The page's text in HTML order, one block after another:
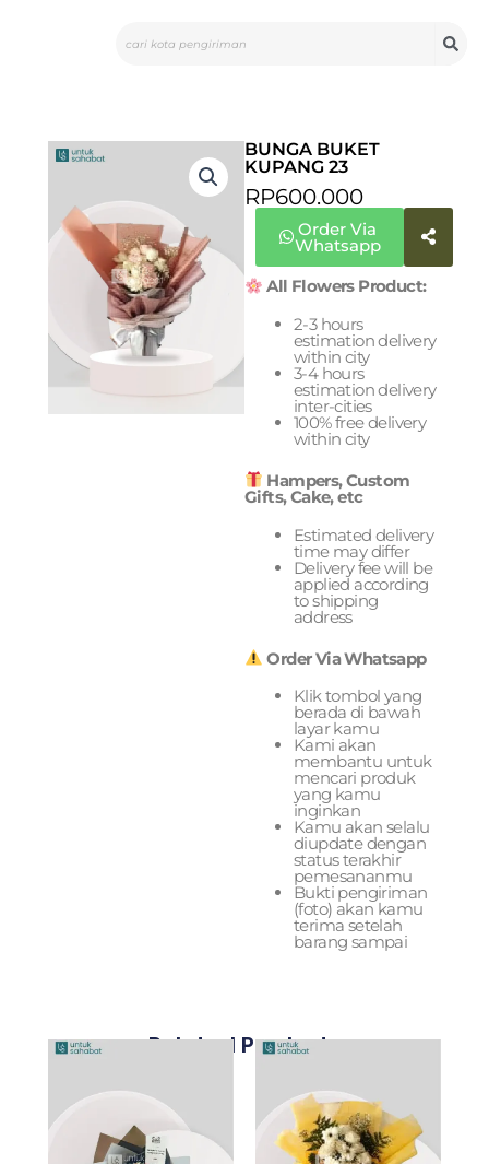
BUNGA BUKET
KUPANG 23
RP600.000
Order Via
Whatsapp
All Flowers Product:
2-3 hours
estimation delivery
within city
3-4 hours
estimation delivery
inter-cities
100% free delivery
within city
Hampers, Custom
Gifts, Cake, etc
Estimated delivery
time may differ
Delivery fee will be
applied according
to shipping
address
Order Via Whatsapp
Klik tombol yang
berada di bawah
layar kamu
Kami akan
membantu untuk
mencari produk
yang kamu
inginkan
Kamu akan selalu
diupdate dengan
status terakhir
pemesananmu
Bukti pengiriman
(foto) akan kamu
terima setelah
barang sampai
Related Products